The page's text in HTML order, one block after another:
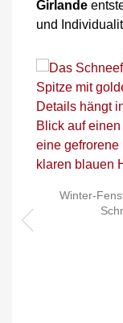
Girlande
und
Winter-